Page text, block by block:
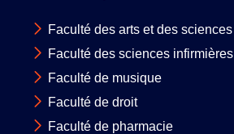
Faculté des arts et des sciences
Faculté des sciences infirmières
Faculté de musique
Faculté de droit
Faculté de pharmacie